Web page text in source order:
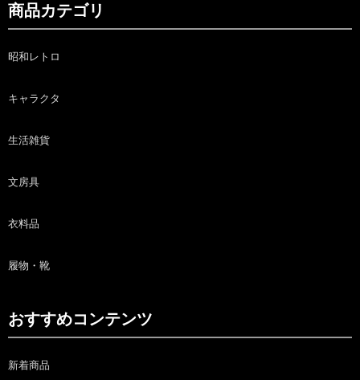
商品カテゴリ
昭和レトロ
キャラクタ
生活雑貨
文房具
衣料品
履物・靴
おすすめコンテンツ
新着商品